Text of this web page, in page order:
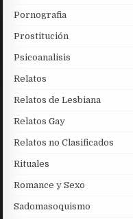
Pornografia
Prostitución
Psicoanalisis
Relatos
Relatos de Lesbiana
Relatos Gay
Relatos no Clasificados
Rituales
Romance y Sexo
Sadomasoquismo